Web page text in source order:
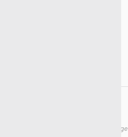
No other pages mentions this page